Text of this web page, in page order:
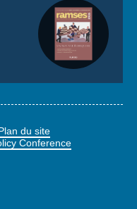
du site
Conference